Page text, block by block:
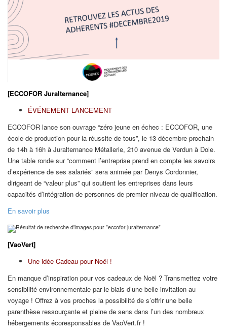
[ECCOFOR Juralternance]
ÉVÉNEMENT LANCEMENT
ECCOFOR lance son ouvrage “zéro jeune en échec : ECCOFOR, une
école de production pour la réussite de tous”, le 13 décembre prochain
de 14h à 16h à Juralternance Métallerie, 210 avenue de Verdun à Dole.
Une table ronde sur “comment l’entreprise prend en compte les savoirs
d’expérience de ses salariés” sera animée par Denys Cordonnier,
dirigeant de “valeur plus” qui soutient les entreprises dans leurs
capacités d’intégration de personnes de premier niveau de qualification.
En savoir plus
[VaoVert]
Une idée Cadeau pour Noël !
En manque d’inspiration pour vos cadeaux de Noël ? Transmettez votre
sensibilité environnementale par le biais d’une belle invitation au
voyage ! Offrez à vos proches la possibilité de s’offrir une belle
parenthèse ressourçante et pleine de sens dans l’un des nombreux
hébergements écoresponsables de VaoVert.fr !